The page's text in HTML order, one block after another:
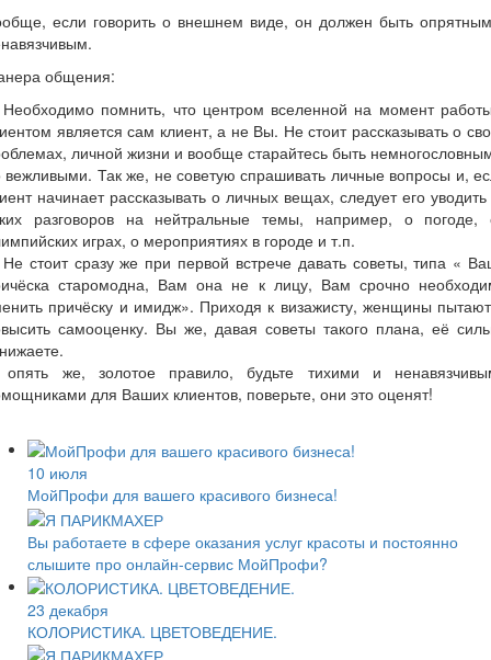
если говорить о внешнем виде, он должен быть
общения:
помнить, что центром вселенной на момент
является сам клиент, а не Вы. Не стоит рассказывать о
личной жизни и вообще старайтесь быть
вежливыми. Так же, не советую спрашивать личные вопросы и,
начинает рассказывать о личных вещах, следует его уводить
разговоров на нейтральные темы, например, о погоде,
играх, о мероприятиях в городе и т.п.
стоит сразу же при первой встрече давать советы, типа «
старомодна, Вам она не к лицу, Вам срочно
причёску и имидж». Приходя к визажисту, женщины
самооценку. Вы же, давая советы такого плана, её
же, золотое правило, будьте тихими и
для Ваших клиентов, поверьте, они это оценят!
10 июля
МойПрофи для вашего красивого бизнеса!
Вы работаете в сфере оказания услуг красоты и ​​постоянно
слышите про онлайн-сервис МойПрофи?
23 декабря
КОЛОРИСТИКА. ЦВЕТОВЕДЕНИЕ.